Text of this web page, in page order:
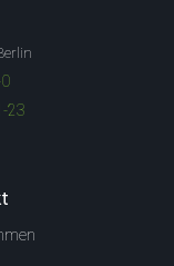
23